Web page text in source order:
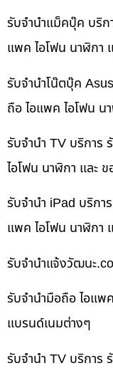
รับจำนำแม็คบุ๊ค บริก
แพค ไอโฟน นาฬิกา
รับจำนำโน๊ตบุ๊ค
ถือ ไอแพค ไอโฟน น
รับจำนำ TV บริการ
ไอโฟน นาฬิกา และ
รับจำนำ iPad บริกา
แพค ไอโฟน นาฬิกา
รับจํานําแจ้งวัฒนะ
รับจำนำมือถือ ไอแพ
แบรนด์เนมต่างๆ
รับจำนำ TV บริการ